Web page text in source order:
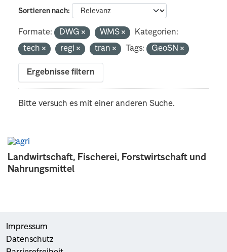
Landwirtschaft, Fischerei, Forstwirtschaft und
Nahrungsmittel
Sortieren nach
Formate: DWG WMS
Kategorien:
tech
regi tran Tags: GeoSN
Ergebnisse filtern
Bitte versuch es mit einer anderen Suche.
Impressum
Datenschutz